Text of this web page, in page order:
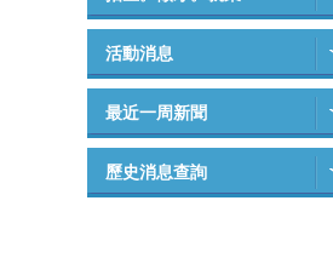
活動消息
最近一周新聞
歷史消息查詢